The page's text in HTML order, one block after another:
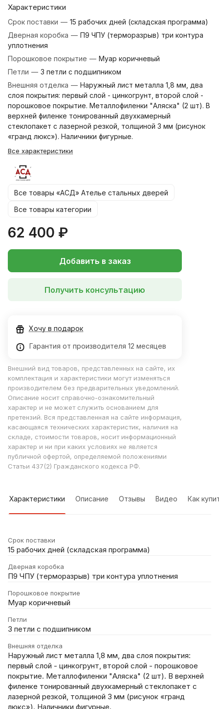
Характеристики
Срок поставки — 15 рабочих дней (складская программа)
Дверная коробка — П9 ЧПУ (терморазрыв) три контура
уплотнения
Порошковое покрытие — Муар коричневый
Петли — 3 петли с подшипником
Внешняя отделка — Наружный лист металла 1,8 мм, два
слоя покрытия: первый слой - цинкогрунт, второй слой -
порошковое покрытие. Металлофиленки "Аляска" (2 шт). В
верхней филенке тонированный двухкамерный
стеклопакет с лазерной резкой, толщиной 3 мм (рисунок
«гранд люкс»). Наличники фигурные.
Все характеристики
Все товары «АСД» Ателье стальных дверей
Все товары категории
62 400 ₽
Добавить в заказ
Получить консультацию
Хочу в подарок
Гарантия от производителя 12 месяцев
Внешний вид товаров, представленных на сайте, их
комплектация и характеристики могут изменяться
производителем без предварительных уведомлений.
Описание носит справочно-ознакомительный
характер и не может служить основанием для
претензий. Вся представленная на сайте информация,
касающаяся технических характеристик, наличия на
складе, стоимости товаров, носит информационный
характер и ни при каких условиях не является
публичной офертой, определяемой положениями
Статьи 437(2) Гражданского кодекса РФ.
Характеристики Описание Отзывы Видео Как
Срок поставки
15 рабочих дней (складская программа)
Дверная коробка
П9 ЧПУ (терморазрыв) три контура уплотнения
Порошковое покрытие
Муар коричневый
Петли
3 петли с подшипником
Внешняя отделка
Наружный лист металла 1,8 мм, два слоя покрытия:
первый слой - цинкогрунт, второй слой - порошковое
покрытие. Металлофиленки "Аляска" (2 шт). В верхней
филенке тонированный двухкамерный стеклопакет с
лазерной резкой, толщиной 3 мм (рисунок «гранд